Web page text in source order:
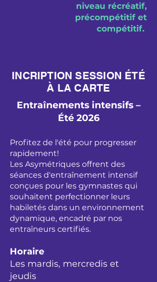
niveau récréatif,
précompétitif et
compétitif.
INCRIPTION SESSION ÉTÉ
À LA CARTE
Entraînements intensifs –
Été 2026
Profitez de l'été pour progresser
rapidement!
Les Asymétriques offrent des
séances d'entraînement intensif
conçues pour les gymnastes qui
souhaitent perfectionner leurs
habiletés dans un environnement
dynamique, encadré par nos
entraîneurs certifiés.
Horaire
Les mardis, mercredis et
jeudis